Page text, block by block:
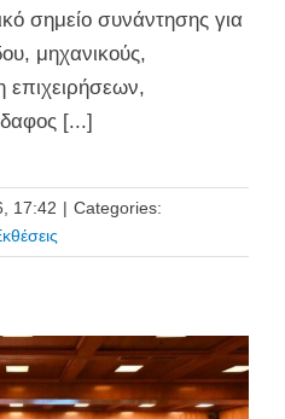
σημείο συνάντησης για
μηχανικούς,
επιχειρήσεων,
[...]
17:42 | Categories: